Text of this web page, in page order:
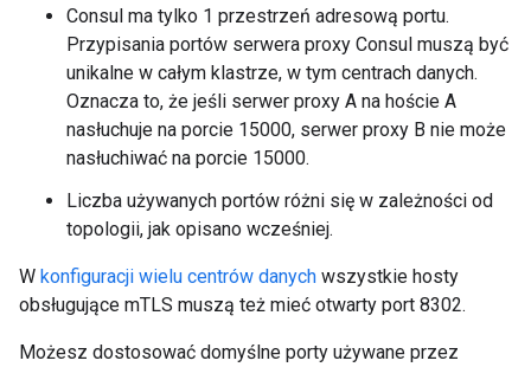
Consul ma tylko 1 przestrzeń adresową portu.
Przypisania portów serwera proxy Consul muszą być
unikalne w całym klastrze, w tym centrach danych.
Oznacza to, że jeśli serwer proxy A na hoście A
nasłuchuje na porcie 15000, serwer proxy B nie może
nasłuchiwać na porcie 15000.
Liczba używanych portów różni się w zależności od
topologii, jak opisano wcześniej.
W konfiguracji wielu centrów danych wszystkie hosty
obsługujące mTLS muszą też mieć otwarty port 8302.
Możesz dostosować domyślne porty używane przez